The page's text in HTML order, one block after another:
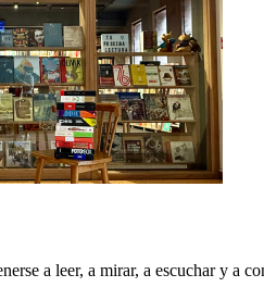
a leer, a mirar, a escuchar y a